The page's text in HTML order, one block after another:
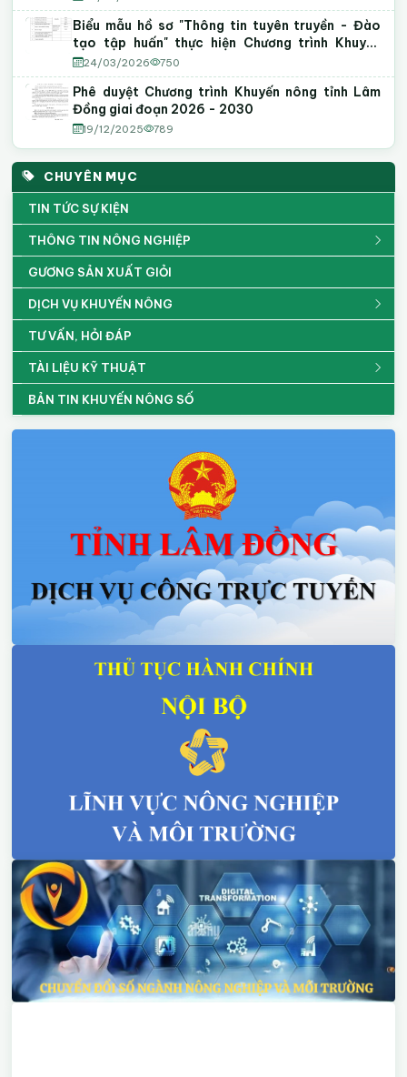
CHUYÊN MỤC
TIN TỨC SỰ KIỆN
THÔNG TIN NÔNG NGHIỆP
GƯƠNG SẢN XUẤT GIỎI
DỊCH VỤ KHUYẾN NÔNG
TƯ VẤN, HỎI ĐÁP
TÀI LIỆU KỸ THUẬT
BẢN TIN KHUYẾN NÔNG SỐ
Biểu mẫu hồ sơ "Thông tin tuyên truyền - Đào
tạo tập huấn" thực hiện Chương trình Khuyến
nông năm 2026
24/03/2026 750
Phê duyệt Chương trình Khuyến nông tỉnh Lâm
Đồng giai đoạn 2026 - 2030
19/12/2025 789